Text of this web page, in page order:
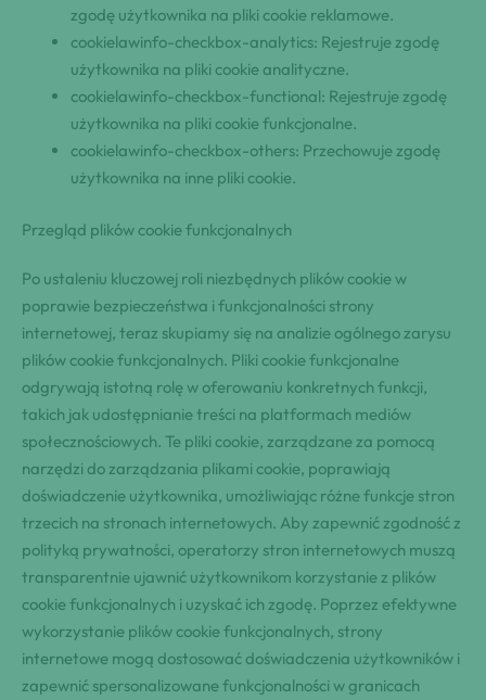
zgodę użytkownika na pliki cookie reklamowe.
cookielawinfo-checkbox-analytics: Rejestruje zgodę
użytkownika na pliki cookie analityczne.
cookielawinfo-checkbox-functional: Rejestruje zgodę
użytkownika na pliki cookie funkcjonalne.
cookielawinfo-checkbox-others: Przechowuje zgodę
użytkownika na inne pliki cookie.
Przegląd plików cookie funkcjonalnych
Po ustaleniu kluczowej roli niezbędnych plików cookie w
poprawie bezpieczeństwa i funkcjonalności strony
internetowej, teraz skupiamy się na analizie ogólnego zarysu
plików cookie funkcjonalnych. Pliki cookie funkcjonalne
odgrywają istotną rolę w oferowaniu konkretnych funkcji,
takich jak udostępnianie treści na platformach mediów
społecznościowych. Te pliki cookie, zarządzane za pomocą
narzędzi do zarządzania plikami cookie, poprawiają
doświadczenie użytkownika, umożliwiając różne funkcje stron
trzecich na stronach internetowych. Aby zapewnić zgodność z
polityką prywatności, operatorzy stron internetowych muszą
transparentnie ujawnić użytkownikom korzystanie z plików
cookie funkcjonalnych i uzyskać ich zgodę. Poprzez efektywne
wykorzystanie plików cookie funkcjonalnych, strony
internetowe mogą dostosować doświadczenia użytkowników i
zapewnić spersonalizowane funkcjonalności w granicach